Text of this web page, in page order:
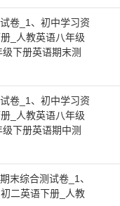
卷_1、初中学习资
_人教英语八年级
下册英语期末测
卷_1、初中学习资
_人教英语八年级
下册英语期中测
末综合测试卷_1、
二英语下册_人教